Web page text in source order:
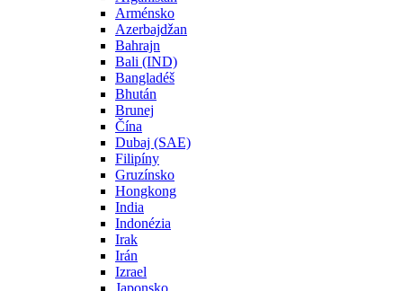
Arménsko
Azerbajdžan
Bahrajn
Bali (IND)
Bangladéš
Bhután
Brunej
Čína
Dubaj (SAE)
Filipíny
Gruzínsko
Hongkong
India
Indonézia
Irak
Irán
Izrael
Japonsko